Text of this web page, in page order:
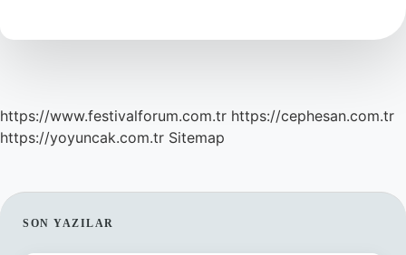
Oynayacak
https://www.festivalforum.com.tr https://cephesan.com.tr
https://yoyuncak.com.tr Sitemap
SIDEBAR
SON YAZILAR